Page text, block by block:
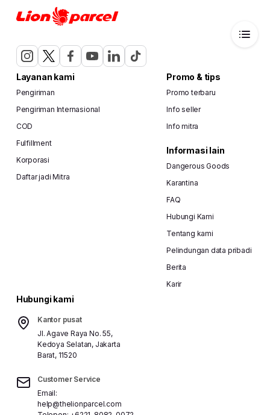
Layanan kami
Pengiriman
Pengiriman Internasional
COD
Fulfillment
Korporasi
Daftar jadi Mitra
Promo & tips
Promo terbaru
Info seller
Info mitra
Informasi lain
Dangerous Goods
Karantina
FAQ
Hubungi Kami
Tentang kami
Pelindungan data pribadi
Berita
Karir
Hubungi kami
Kantor pusat
Jl. Agave Raya No. 55,
Kedoya Selatan, Jakarta
Barat, 11520
Customer Service
Email:
help@thelionparcel.com